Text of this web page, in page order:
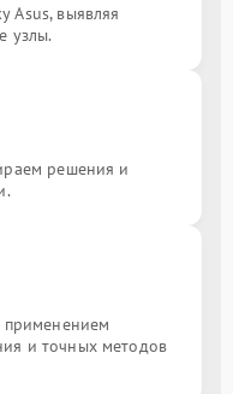
Asus, выявляя
узлы.
решения и
применением
и точных методов